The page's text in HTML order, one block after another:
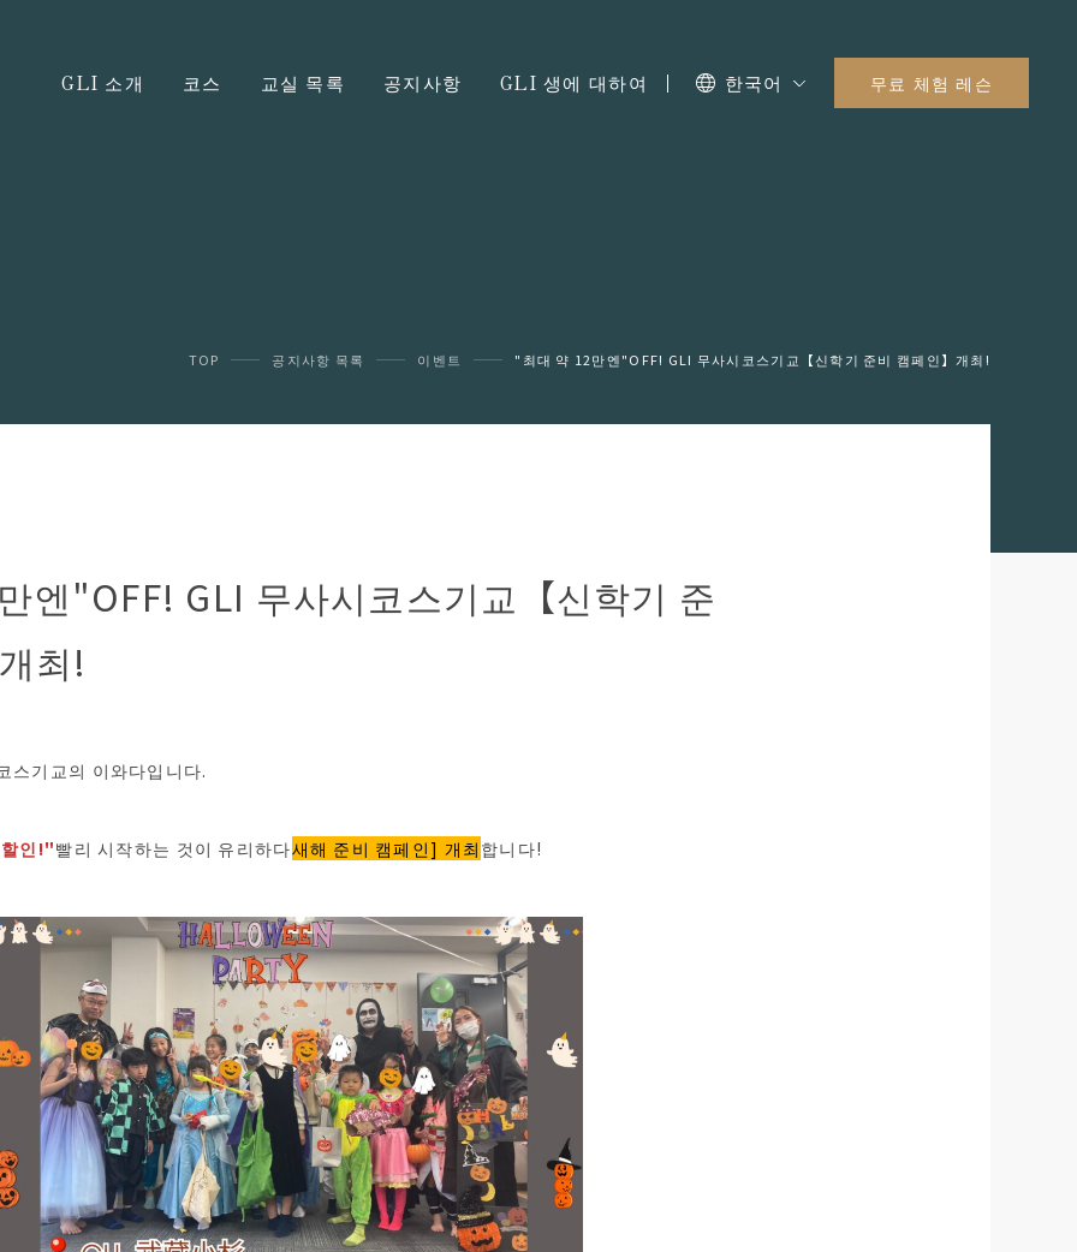
GLI 소개 코스 교실 목록 공지사항 GLI 생에 대하여 한국어 무료 체험 레슨
TOP 공지사항 목록 이벤트 "최대 약 12만엔"OFF! GLI 무사시코스기교【신학기 준비 캠페인】개최!
엔"OFF! GLI 무사시코스기교【신학기 준
최!
스기교의 이와다입니다.
인!"빨리 시작하는 것이 유리하다새해 준비 캠페인] 개최 합니다!